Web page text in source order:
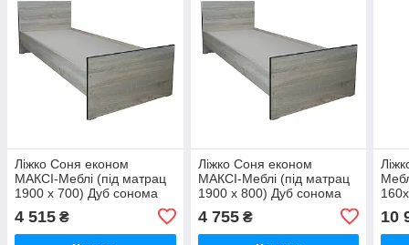
Ліжко Соня економ
МАКСІ-Меблі (під матрац
1900 х 700) Дуб сонома
4 515 ₴
Ліжко Соня економ
МАКСІ-Меблі (під матрац
1900 х 800) Дуб сонома
4 755₴ 10